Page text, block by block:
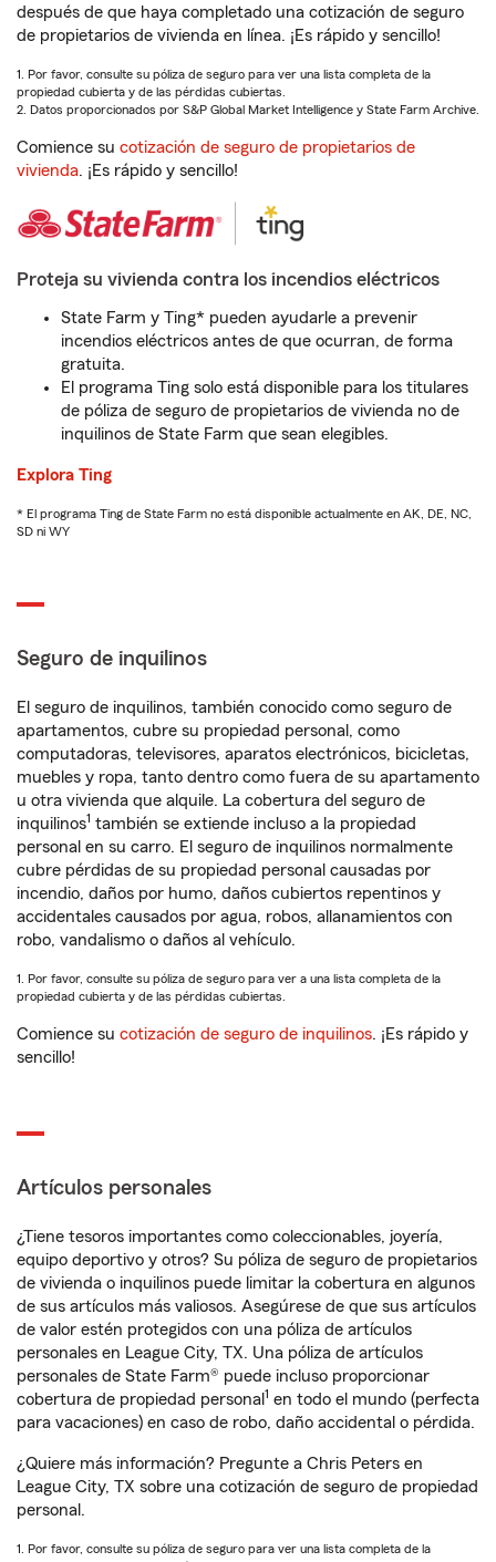
después de que haya completado una cotización de seguro
de propietarios de vivienda en línea. ¡Es rápido y sencillo!
1. Por favor, consulte su póliza de seguro para ver una lista completa de la
propiedad cubierta y de las pérdidas cubiertas.
2. Datos proporcionados por S&P Global Market Intelligence y State Farm Archive.
Comience su cotización de seguro de propietarios de
vivienda. ¡Es rápido y sencillo!
Proteja su vivienda contra los incendios eléctricos
State Farm y Ting* pueden ayudarle a prevenir
incendios eléctricos antes de que ocurran, de forma
gratuita.
El programa Ting solo está disponible para los titulares
de póliza de seguro de propietarios de vivienda no de
inquilinos de State Farm que sean elegibles.
Explora Ting
* El programa Ting de State Farm no está disponible actualmente en AK, DE, NC,
SD ni WY
Seguro de inquilinos
El seguro de inquilinos, también conocido como seguro de
apartamentos, cubre su propiedad personal, como
computadoras, televisores, aparatos electrónicos, bicicletas,
muebles y ropa, tanto dentro como fuera de su apartamento
u otra vivienda que alquile. La cobertura del seguro de
inquilinos1 también se extiende incluso a la propiedad
personal en su carro. El seguro de inquilinos normalmente
cubre pérdidas de su propiedad personal causadas por
incendio, daños por humo, daños cubiertos repentinos y
accidentales causados por agua, robos, allanamientos con
robo, vandalismo o daños al vehículo.
1. Por favor, consulte su póliza de seguro para ver a una lista completa de la
propiedad cubierta y de las pérdidas cubiertas.
Comience su cotización de seguro de inquilinos. ¡Es rápido y
sencillo!
Artículos personales
¿Tiene tesoros importantes como coleccionables, joyería,
equipo deportivo y otros? Su póliza de seguro de propietarios
de vivienda o inquilinos puede limitar la cobertura en algunos
de sus artículos más valiosos. Asegúrese de que sus artículos
de valor estén protegidos con una póliza de artículos
personales en League City, TX. Una póliza de artículos
personales de State Farm® puede incluso proporcionar
cobertura de propiedad personal 1 en todo el mundo (perfecta
para vacaciones) en caso de robo, daño accidental o pérdida.
¿Quiere más información? Pregunte a Chris Peters en
League City, TX sobre una cotización de seguro de propiedad
personal.
1. Por favor, consulte su póliza de seguro para ver una lista completa de la